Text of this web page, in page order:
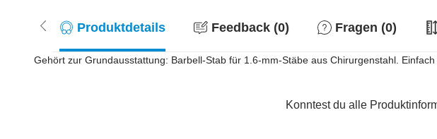
Produktdetails Feedback (0) Fragen (0)
Gehört zur Grundausstattung: Barbell-Stab für 1.6-mm-Stäbe aus Chirurgenstahl.
Konntest du alle